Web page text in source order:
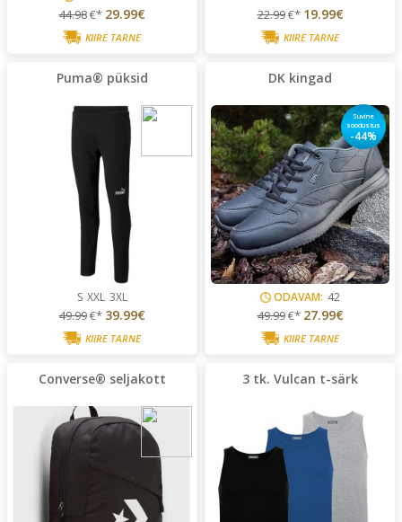
44.98€* 29.99€
KIIRE TARNE
22.99€* 19.99€
KIIRE TARNE
Puma® püksid
S XXL 3XL
49.99€* 39.99€
KIIRE TARNE
DK kingad
Suvine
soodustus
-44%
ODAVAM: 42
49.99€* 27.99€
KIIRE TARNE
Converse® seljakott 3 tk. Vulcan t-särk